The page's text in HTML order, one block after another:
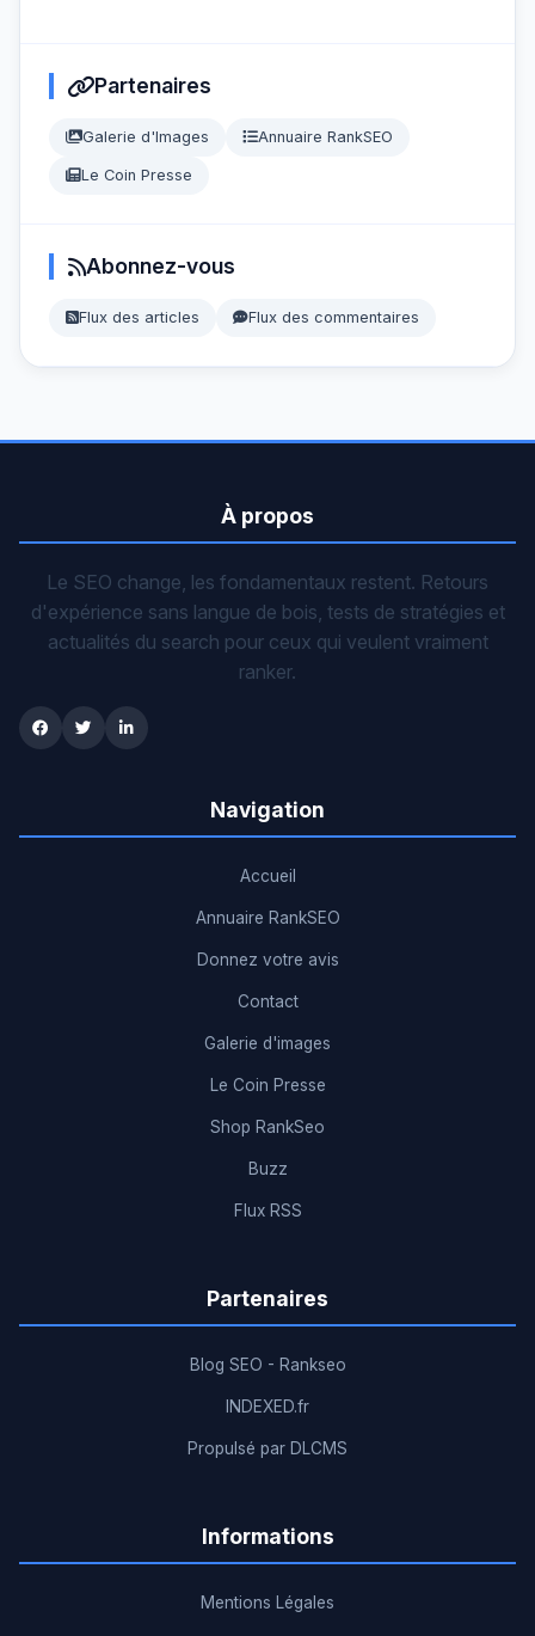
Partenaires
Galerie d'Images Annuaire RankSEO
Le Coin Presse
Abonnez-vous
Flux des articles Flux des commentaires
À propos
Le SEO change, les fondamentaux restent. Retours
d'expérience sans langue de bois, tests de stratégies et
actualités du search pour ceux qui veulent vraiment
ranker.
Navigation
Accueil
Annuaire RankSEO
Donnez votre avis
Contact
Galerie d'images
Le Coin Presse
Shop RankSeo
Buzz
Flux RSS
Partenaires
Blog SEO - Rankseo
INDEXED.fr
Propulsé par DLCMS
Informations
Mentions Légales